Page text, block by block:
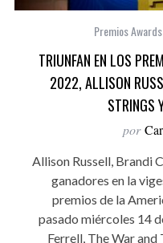
Premios Awards
TRIUNFAN EN LOS
2022, ALLISON
STRINGS
por
Allison Russell, Brandi
ganadores en la
premios de la
pasado miércoles 14
Ferrell, The War